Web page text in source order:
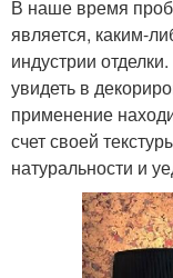
В наше время
является, каким-
индустрии
увидеть в
применение
счет своей
натуральности и